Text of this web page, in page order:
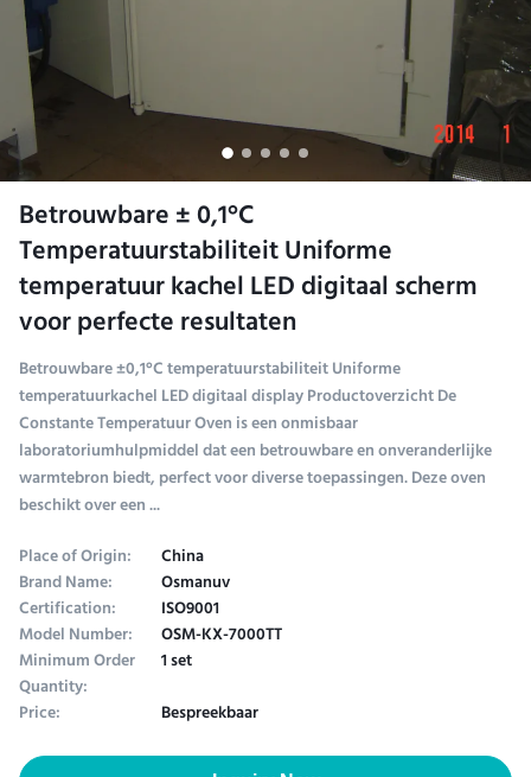
Betrouwbare ± 0,1°C
Temperatuurstabiliteit Uniforme
temperatuur kachel LED digitaal scherm
voor perfecte resultaten
Betrouwbare ±0,1°C temperatuurstabiliteit Uniforme
temperatuurkachel LED digitaal display Productoverzicht De
Constante Temperatuur Oven is een onmisbaar
laboratoriumhulpmiddel dat een betrouwbare en onveranderlijke
warmtebron biedt, perfect voor diverse toepassingen. Deze oven
beschikt over een ...
Place of Origin:
China
Brand Name: Osmanuv
Certification: ISO9001
Model Number: OSM-KX-7000TT
Minimum Order
Quantity:
1 set
Price:
Bespreekbaar